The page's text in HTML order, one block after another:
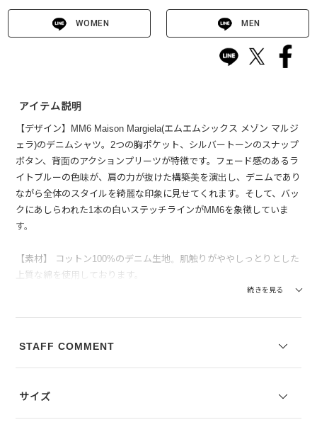
WOMEN MEN
アイテム説明
【デザイン】MM6 Maison Margiela(エムエムシックス メゾン マルジ
ェラ)のデニムシャツ。2つの胸ポケット、シルバートーンのスナップ
ボタン、背面のアクションプリーツが特徴です。フェード感のあるラ
イトブルーの色味が、肩の力が抜けた構築美を演出し、デニムであり
ながら全体のスタイルを綺麗な印象に見せてくれます。そして、バッ
クにあしらわれた1本の白いステッチラインがMM6を象徴していま
す。
【素材】 コットン100%のデニム生地。肌触りがややしっとりとした
上質な綿を使用しております。
続きを見る
STAFF COMMENT
サイズ